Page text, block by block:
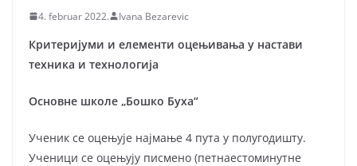
4. februar 2022. Ivana Bezarevic
Критеријуми и елементи оцењивања у настави
техника и технологија
Основне школе „Бошко Буха“
Ученик се оцењује најмање 4 пута у полугодишту.
Ученици се оцењују писмено (петнаестоминутне